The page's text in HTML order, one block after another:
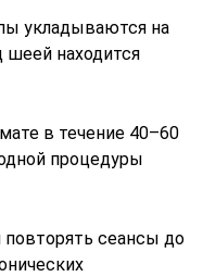
укладываются на
шеей находится
в течение 40–60
процедуры
сеансы до